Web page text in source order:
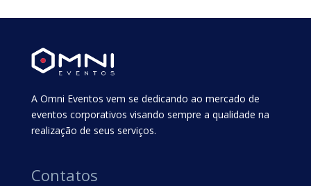
A Omni Eventos vem se dedicando ao mercado de
eventos corporativos visando sempre a qualidade na
realização de seus serviços.
Contatos